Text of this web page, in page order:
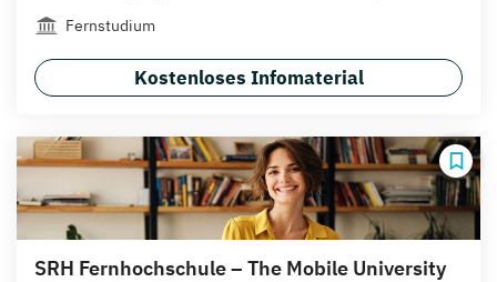
Fernstudium
Kostenloses Infomaterial
SRH Fernhochschule – The Mobile University